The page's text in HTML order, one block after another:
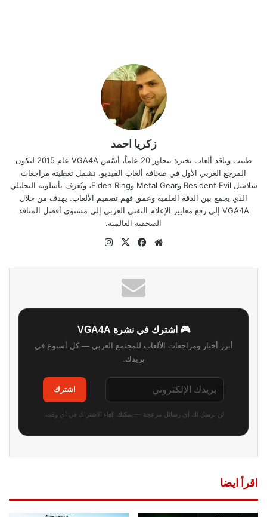
زكريا احمد
طبيب وناقد ألعاب بخبرة تتجاوز 20 عاماً، أسّس VGA4A عام 2015 ليكون
المرجع العربي الأول في صحافة ألعاب الفيديو. تشمل تغطيته مراجعات
سلاسل Resident Evil وMetal Gear وElden Ring، ويُعرف بأسلوبه التحليلي
الذي يجمع بين الدقة العلمية وعمق فهم تصميم الألعاب. يهدف من خلال
VGA4A إلى رفع معايير الإعلام التقني العربي إلى مستوى أفضل المنافذ
الصحفية العالمية.
موقع
فيسبوك
‫X
🎮 اشترك في نشرة VGA4A
أبرز أخبار ومراجعات الألعاب للمجتمع العربي — كل أسبوع في
بريدك.
اشترك
لن نرسل لك أي رسائل مزعجة — يمكنك إلغاء الاشتراك في أي وقت.
اقرأ ايضا